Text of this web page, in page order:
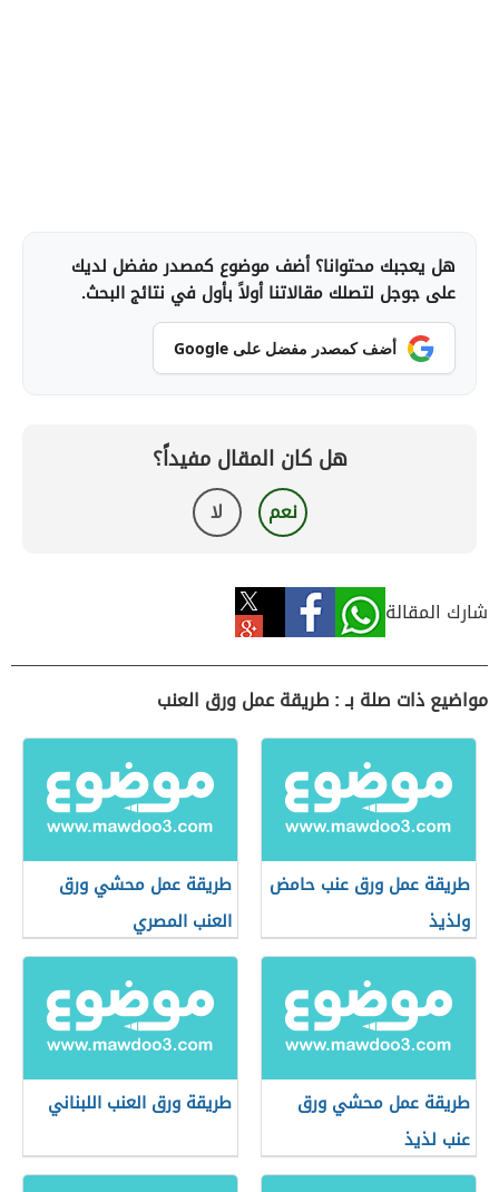
هل يعجبك محتوانا؟ أضف موضوع كمصدر مفضل لديك
على جوجل لتصلك مقالاتنا أولاً بأول في نتائج البحث.
أضف كمصدر مفضل على Google
هل كان المقال مفيداً؟
نعم لا
شارك المقالة
مواضيع ذات صلة بـ : طريقة عمل ورق العنب
طريقة عمل ورق عنب حامض
ولذيذ
طريقة عمل محشي ورق
العنب المصري
طريقة عمل محشي ورق
عنب لذيذ
طريقة ورق العنب اللبناني